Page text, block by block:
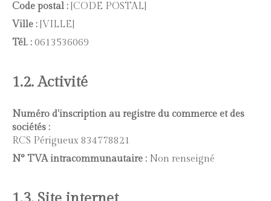
Code postal : [CODE POSTAL]
Ville : [VILLE]
Tél. : 0613536069
1.2. Activité
Numéro d'inscription au registre du commerce et des
sociétés :
RCS Périgueux 834778821
N° TVA intracommunautaire : Non renseigné